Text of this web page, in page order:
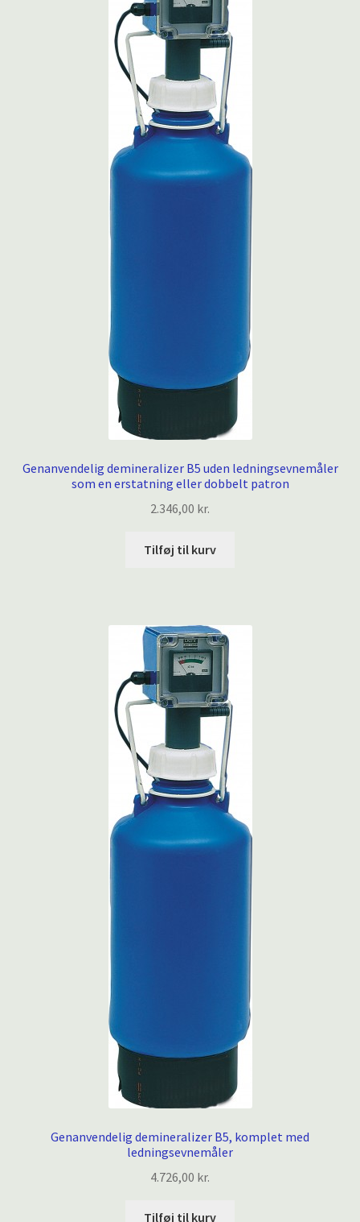
Genanvendelig demineralizer B5 uden ledningsevnemåler
som en erstatning eller dobbelt patron
2.346,00 kr.
Tilføj til kurv
Genanvendelig demineralizer B5, komplet med
ledningsevnemåler
4.726,00 kr.
Tilføj til kurv